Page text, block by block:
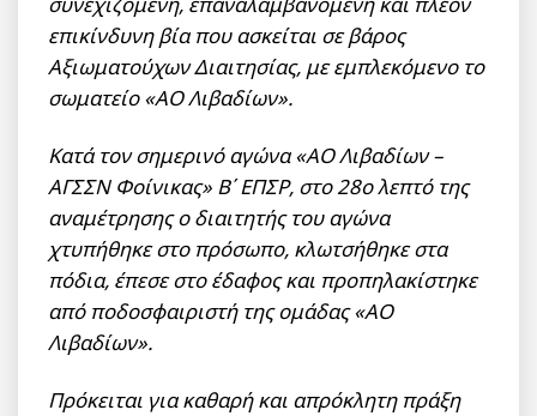
επικίνδυνη βία που ασκείται σε βάρος
Αξιωματούχων Διαιτησίας, με εμπλεκόμενο το
σωματείο «ΑΟ Λιβαδίων».
Κατά τον σημερινό αγώνα «ΑΟ Λιβαδίων –
ΑΓΣΣΝ Φοίνικας» Β΄ ΕΠΣΡ, στο 28ο λεπτό της
αναμέτρησης ο διαιτητής του αγώνα
χτυπήθηκε στο πρόσωπο, κλωτσήθηκε στα
πόδια, έπεσε στο έδαφος και προπηλακίστηκε
από ποδοσφαιριστή της ομάδας «ΑΟ
Λιβαδίων».
Πρόκειται για καθαρή και απρόκλητη πράξη